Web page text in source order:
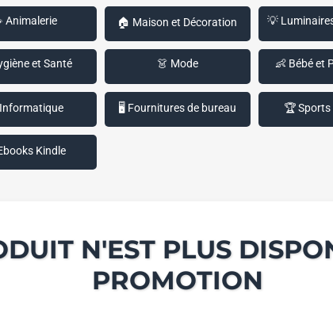
Animalerie 🏠 Maison et Décoration 💡
et Santé 👗 Mode 👶 Bébé et
🖥️ Fournitures de bureau 🏆
Kindle
N'EST PLUS
PROMOTION